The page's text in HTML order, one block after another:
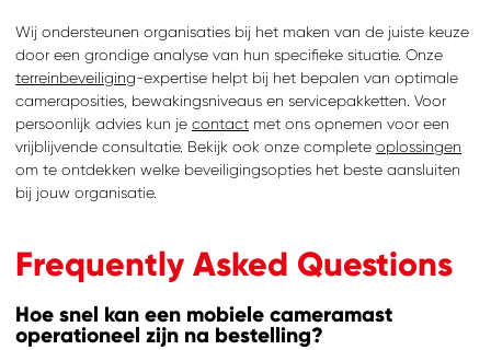
Wij ondersteunen organisaties bij het maken van de juiste keuze
door een grondige analyse van hun specifieke situatie. Onze
terreinbeveiliging-expertise helpt bij het bepalen van optimale
cameraposities, bewakingsniveaus en servicepakketten. Voor
persoonlijk advies kun je contact met ons opnemen voor een
vrijblijvende consultatie. Bekijk ook onze complete oplossingen
om te ontdekken welke beveiligingsopties het beste aansluiten
bij jouw organisatie.
Frequently Asked Questions
Hoe snel kan een mobiele cameramast
operationeel zijn na bestelling?